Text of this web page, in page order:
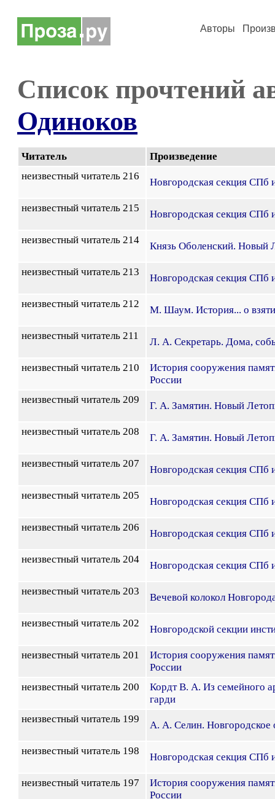
Авторы
Список прочтений
Одиноков
Читатель
Произведение
неизвестный читатель 216
Новгородская секция СПб
неизвестный читатель 215
Новгородская секция СПб
неизвестный читатель 214
Князь Оболенский. Новый
неизвестный читатель 213
Новгородская секция СПб
неизвестный читатель 212
М. Шаум. История... о
неизвестный читатель 211
Л. А. Секретарь. Дома,
неизвестный читатель 210
История сооружения
России
неизвестный читатель 209
Г. А. Замятин. Новый
неизвестный читатель 208
Г. А. Замятин. Новый
неизвестный читатель 207
Новгородская секция СПб
неизвестный читатель 205
Новгородская секция СПб
неизвестный читатель 206
Новгородская секция СПб
неизвестный читатель 204
Новгородская секция СПб
неизвестный читатель 203
Вечевой колокол
неизвестный читатель 202
Новгородской секции
неизвестный читатель 201
История сооружения
России
неизвестный читатель 200
Кордт В. А. Из семейного
гарди
неизвестный читатель 199
А. А. Селин. Новгородское
неизвестный читатель 198
Новгородская секция СПб
неизвестный читатель 197
История сооружения
России